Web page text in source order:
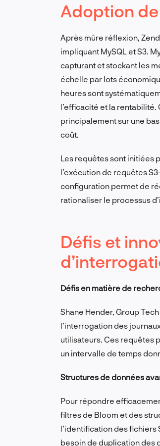
Adoption de
Après mûre réflexion,
impliquant MySQL et S3.
capturant et stockant les
échelle par lots
heures sont
l’efficacité et la
principalement sur une
coût.
Les requêtes sont initiées
l’exécution de requêtes
configuration permet de
rationaliser le processus
Défis et
Défis en matière de
Shane Hender, Group
l’interrogation des
utilisateurs. Ces requêtes
un intervalle de temps
Structures de données
Pour répondre
filtres de Bloom et des
l’identification des
besoin de duplication des